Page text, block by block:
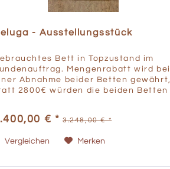
- Ausstellungsstück
Bett in Topzustand im
Mengenrabatt wird bei
Abnahme beider Betten gewährt,
2800€ würden die beiden Betten
Massivholzbett Beluga...
€ * 3.248,00 € *
Vergleichen Merken